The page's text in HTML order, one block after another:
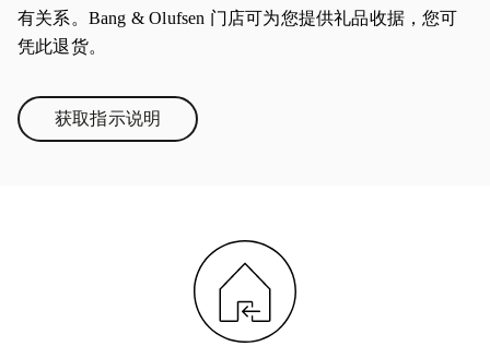
有关系。Bang & Olufsen 门店可为您提供礼品收据，您可
凭此退货。
获取指示说明Link Opens in New Tab